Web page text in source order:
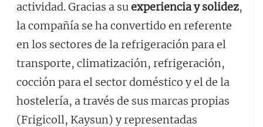
actividad. Gracias a suexperiencia y solidez,
la compañía se ha convertido en referente
en los sectores de la refrigeración para el
transporte, climatización, refrigeración,
cocción para el sector doméstico y el de la
hostelería, a través de sus marcas propias
(Frigicoll, Kaysun) y representadas